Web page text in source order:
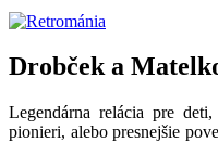
Drobček a
Legendárna relácia pre
pionieri, alebo presnejšie